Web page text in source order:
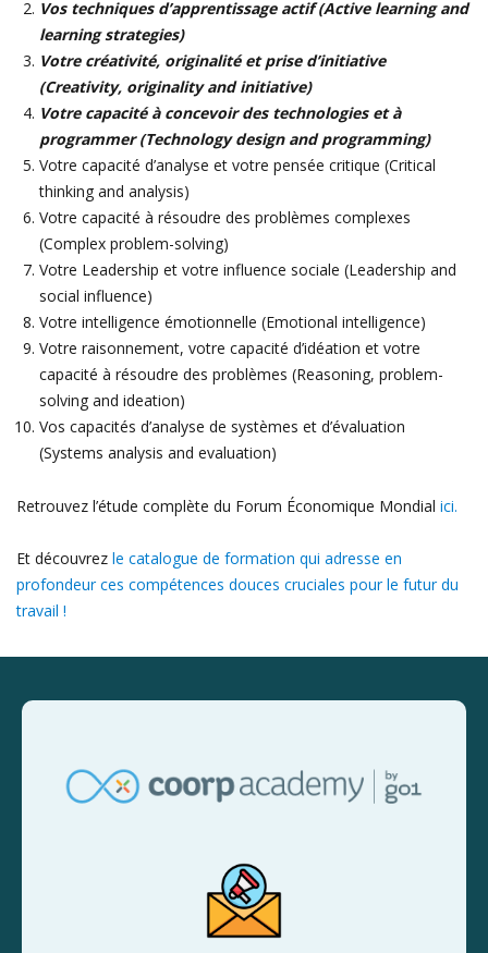
Vos techniques d’apprentissage actif (Active learning and
learning strategies)
Votre créativité, originalité et prise d’initiative
(Creativity, originality and initiative)
Votre capacité à concevoir des technologies et à
programmer (Technology design and programming)
Votre capacité d’analyse et votre pensée critique (Critical
thinking and analysis)
Votre capacité à résoudre des problèmes complexes
(Complex problem-solving)
Votre Leadership et votre influence sociale (Leadership and
social influence)
Votre intelligence émotionnelle (Emotional intelligence)
Votre raisonnement, votre capacité d’idéation et votre
capacité à résoudre des problèmes (Reasoning, problem-
solving and ideation)
Vos capacités d’analyse de systèmes et d’évaluation
(Systems analysis and evaluation)
Retrouvez l’étude complète du Forum Économique Mondial ici.
Et découvrez le catalogue de formation qui adresse en
profondeur ces compétences douces cruciales pour le futur du
travail !